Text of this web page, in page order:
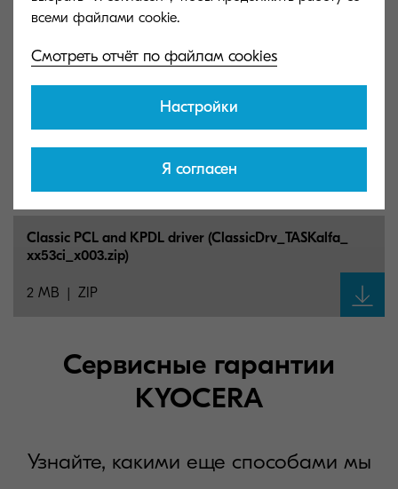
TASKALFA2553CI_3253CI_4053CI_5003I_5053CI_6003
Classic PCL and KPDL driver (ClassicDrv_ TASKalfa_
xx53ci_ x003.zip)
2 MB ZIP
Сервисные гарантии
KYOCERA
Узнайте, какими еще способами мы
Смотреть отчёт по файлам cookies
Настройки
Я согласен